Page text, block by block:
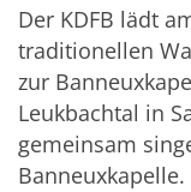
Der KDFB lädt
traditionellen
zur
Leukbachtal in
gemeinsam
Banneuxkapelle.